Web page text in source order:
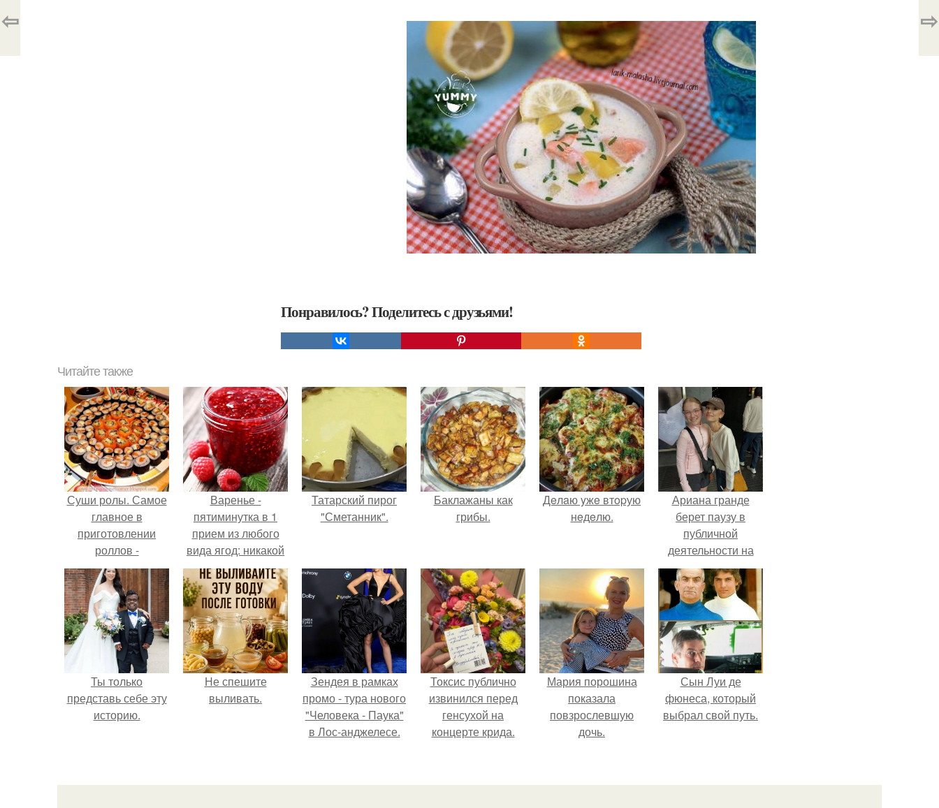
Понравилось? Поделитесь с друзьями!
⇦ ⇨
Читайте также
Суши ролы. Самое
главное в
приготовлении
роллов -
приготовить
правильно рис.
Варенье -
пятиминутка в 1
прием из любого
вида ягод: никакой
длительной варки,
все витамины на
месте!
Татарский пирог
"Сметанник".
Баклажаны как
грибы.
Дeлaю yжe втopую
нeдeлю.
Ариана гранде
берет паузу в
публичной
деятельности на
фоне слухов о
своем здоровье.
Ты только
представь себе эту
историю.
Не спешите
выливать.
Зендея в рамках
промо - тура нового
"Человека - Паука"
в Лос-анджелесе.
Токсис публично
извинился перед
генсухой на
концерте крида.
Мария порошина
показала
повзрослевшую
дочь.
Сын Луи де
фюнеса, который
выбрал свой путь.